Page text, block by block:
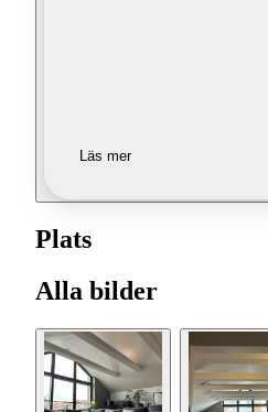
Läs mer
Plats
Alla bilder